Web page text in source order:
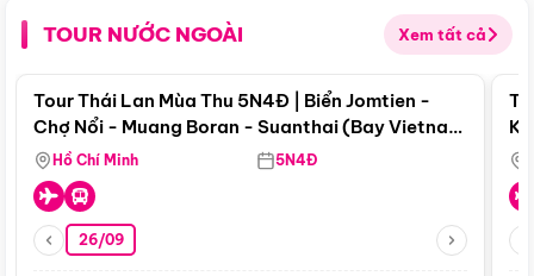
TOUR NƯỚC NGOÀI Xem tất cả
Điểm nổi bật
Tour Thái Lan Mùa Thu 5N4Đ | Biển Jomtien -
Chợ Nổi - Muang Boran - Suanthai (Bay Vietnam
Airlines)
Hồ Chí Minh 5N4Đ
26/09